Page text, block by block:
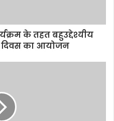
के तहत बहुउद्देश्यीय
दिवस का आयोजन